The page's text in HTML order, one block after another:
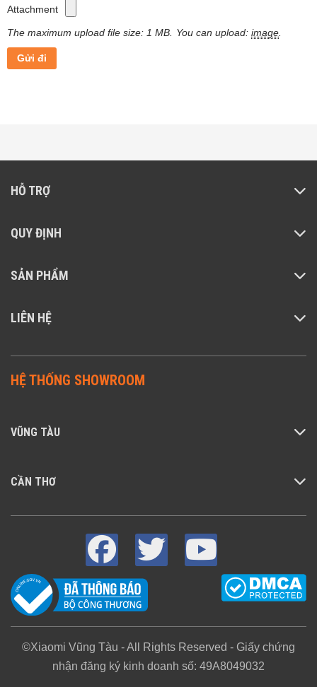
Attachment
The maximum upload file size: 1 MB. You can upload: image
HỖ TRỢ
QUY ĐỊNH
SẢN PHẨM
LIÊN HỆ
HỆ THỐNG SHOWROOM
VŨNG TÀU
CẦN THƠ
©Xiaomi Vũng Tàu - All Rights Reserved - Giấy chứng
nhận đăng ký kinh doanh số: 49A8049032